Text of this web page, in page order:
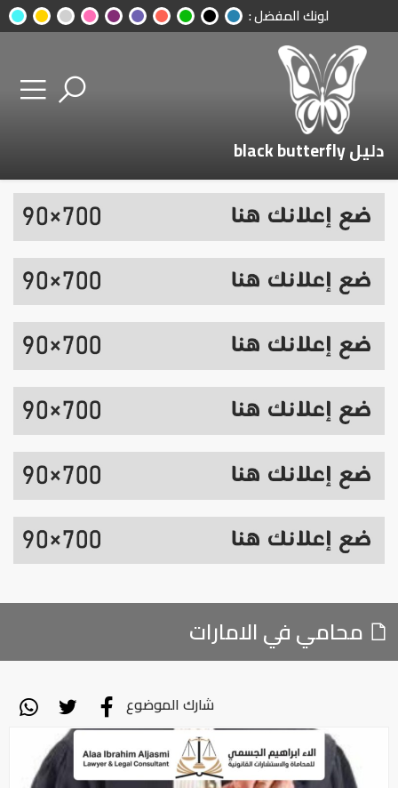
لونك المفضل :
دليل black butterfly
محامي في الامارات
شارك الموضوع